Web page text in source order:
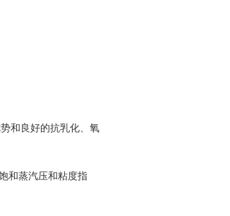
和良好的抗乳化、氧
和蒸汽压和粘度指